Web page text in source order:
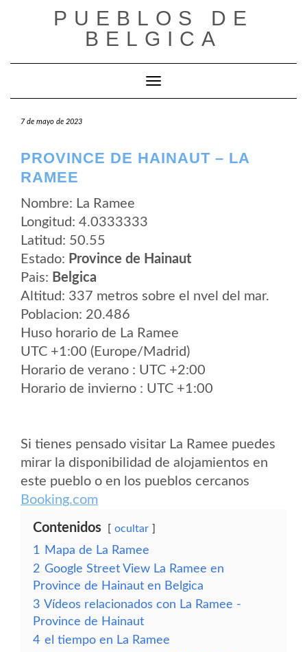
PUEBLOS DE
BELGICA
Cambiar modo de navegación
7 de mayo de 2023
PROVINCE DE HAINAUT – LA
RAMEE
Nombre: La Ramee
Longitud: 4.0333333
Latitud: 50.55
Estado: Province de Hainaut
Pais: Belgica
Altitud: 337 metros sobre el nvel del mar.
Poblacion: 20.486
Huso horario de La Ramee
UTC +1:00 (Europe/Madrid)
Horario de verano : UTC +2:00
Horario de invierno : UTC +1:00
Si tienes pensado visitar La Ramee puedes
mirar la disponibilidad de alojamientos en
este pueblo o en los pueblos cercanos
Booking.com
Contenidos ocultar
1
Mapa de La Ramee
2 Google Street View La Ramee en
Province de Hainaut en Belgica
3 Vídeos relacionados con La Ramee -
Province de Hainaut
4 el tiempo en La Ramee